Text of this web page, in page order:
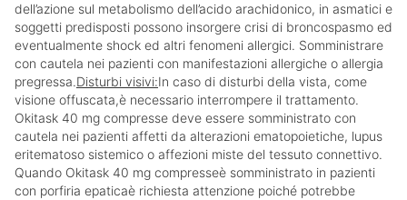
dell’azione sul metabolismo dell’acido arachidonico, in asmatici e
soggetti predisposti possono insorgere crisi di broncospasmo ed
eventualmente shock ed altri fenomeni allergici. Somministrare
con cautela nei pazienti con manifestazioni allergiche o allergia
pregressa.Disturbi visivi:In caso di disturbi della vista, come
visione offuscata,è necessario interrompere il trattamento.
Okitask 40 mg compresse deve essere somministrato con
cautela nei pazienti affetti da alterazioni ematopoietiche, lupus
eritematoso sistemico o affezioni miste del tessuto connettivo.
Quando Okitask 40 mg compresseè somministrato in pazienti
con porfiria epaticaè richiesta attenzione poiché potrebbe